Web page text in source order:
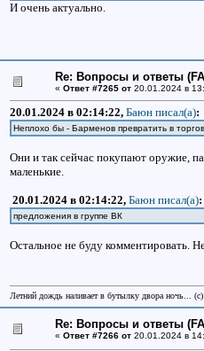
И очень актуально.
Re: Вопросы и ответы
« Ответ #7265 от20.01.2024 в
20.01.2024 в 02:14:22, Баюн писал(a):
Неплохо бы - Барменов превратить в
Они и так сейчас покупают оружие,
маленькие.
20.01.2024 в 02:14:22, Баюн писал(a):
предложения в группе ВК
Остальное не буду комментировать.
Летний дождь наливает в бутылку двора ночь...
Re: Вопросы и ответы
« Ответ #7266 от20.01.2024 в